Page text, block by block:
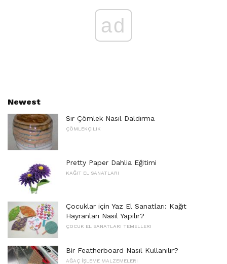
ad
Newest
Sır Çömlek Nasıl Daldırma
ÇÖMLEKÇILIK
Pretty Paper Dahlia Eğitimi
KAĞIT EL SANATLARI
Çocuklar için Yaz El Sanatları: Kağıt
Hayranları Nasıl Yapılır?
ÇOCUK EL SANATLARI TEMELLERI
Bir Featherboard Nasıl Kullanılır?
AĞAÇ İŞLEME MALZEMELERI